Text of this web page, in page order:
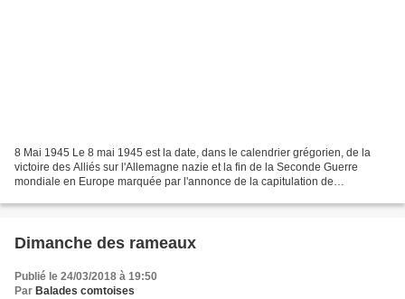
8 Mai 1945 Le 8 mai 1945 est la date, dans le calendrier grégorien, de la
victoire des Alliés sur l'Allemagne nazie et la fin de la Seconde Guerre
mondiale en Europe marquée par l'annonce de la capitulation de
Dimanche des rameaux
Publié le 24/03/2018 à 19:50
Par Balades comtoises